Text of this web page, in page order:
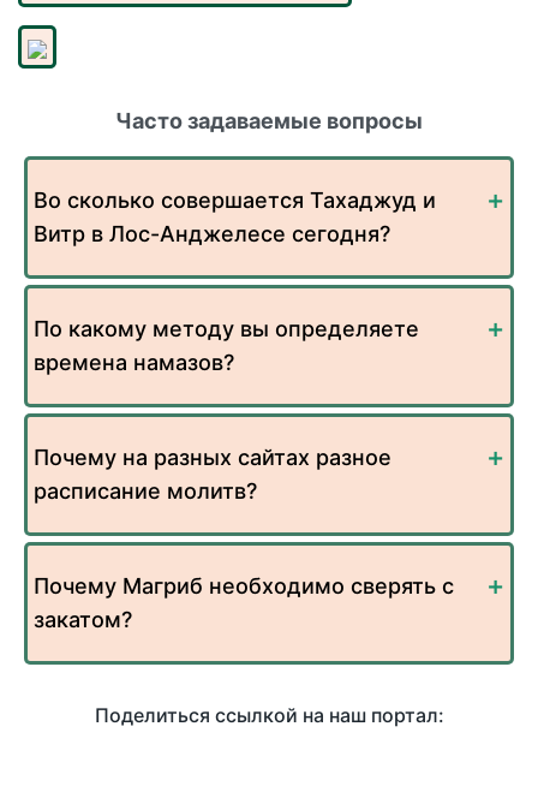
Часто задаваемые вопросы
Во сколько совершается Тахаджуд и
Витр в Лос-Анджелесе сегодня?
По какому методу вы определяете
времена намазов?
Почему на разных сайтах разное
расписание молитв?
Почему Магриб необходимо сверять с
закатом?
Поделиться ссылкой на наш портал: